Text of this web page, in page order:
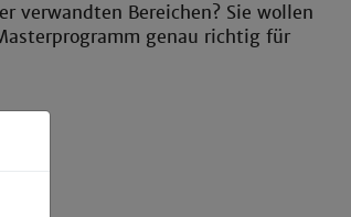
verwandten Bereichen? Sie wollen
genau richtig für